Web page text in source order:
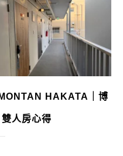
HAKATA｜博
人房心得